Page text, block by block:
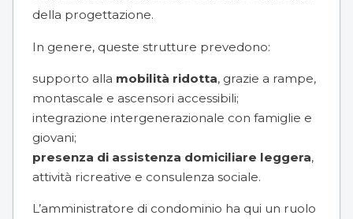
della progettazione.
In genere, queste strutture prevedono:
supporto alla mobilità ridotta, grazie a rampe,
montascale e ascensori accessibili;
integrazione intergenerazionale con famiglie e
giovani;
presenza di assistenza domiciliare leggera,
attività ricreative e consulenza sociale.
L’amministratore di condominio ha qui un ruolo